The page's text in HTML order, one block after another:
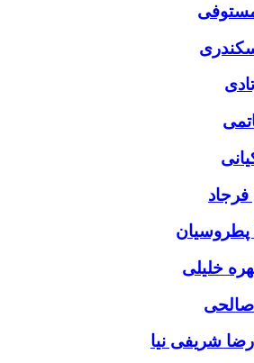
فرجاد
پطروسیان
خلیلی
صالحی
شریفی نیا